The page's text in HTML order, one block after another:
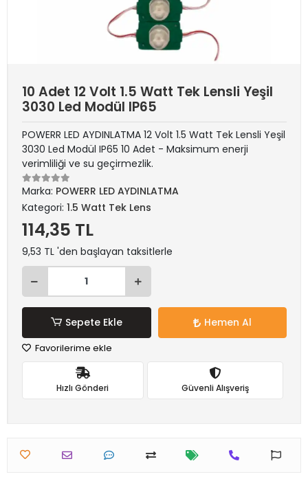
10 Adet 12 Volt 1.5 Watt Tek Lensli Yeşil
3030 Led Modül IP65
POWERR LED AYDINLATMA 12 Volt 1.5 Watt Tek Lensli Yeşil
3030 Led Modül IP65 10 Adet - Maksimum enerji
verimliliği ve su geçirmezlik.
Marka: POWERR LED AYDINLATMA
Kategori: 1.5 Watt Tek Lens
114,35 TL
9,53 TL 'den başlayan taksitlerle
Sepete Ekle Hemen Al
Favorilerime ekle
Hızlı Gönderi Güvenli Alışveriş